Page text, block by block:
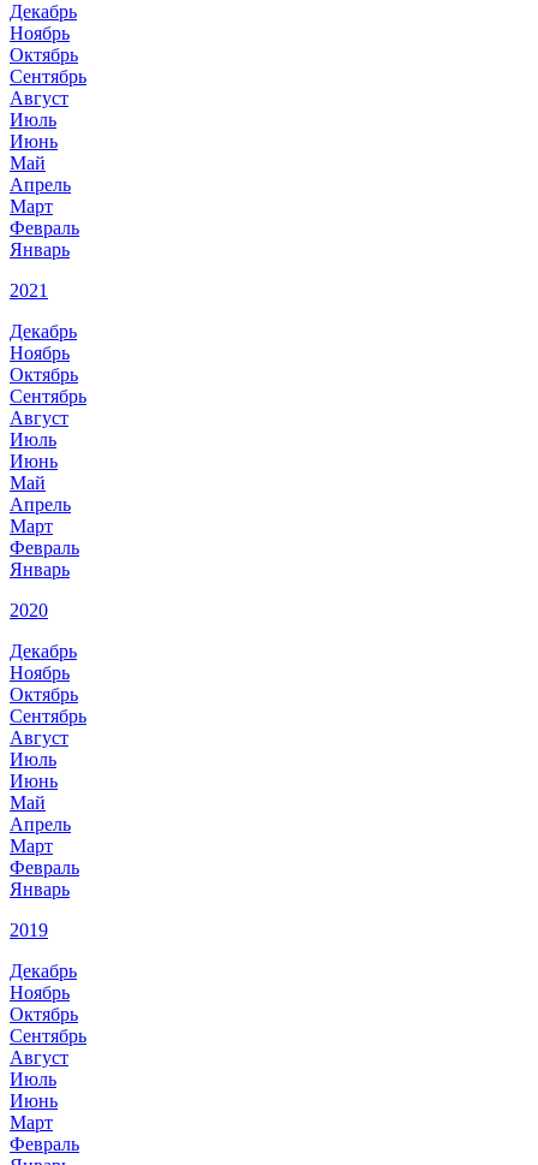
Декабрь
Ноябрь
Октябрь
Сентябрь
Август
Июль
Июнь
Май
Апрель
Март
Февраль
Январь
2021
Декабрь
Ноябрь
Октябрь
Сентябрь
Август
Июль
Июнь
Май
Апрель
Март
Февраль
Январь
2020
Декабрь
Ноябрь
Октябрь
Сентябрь
Август
Июль
Июнь
Май
Апрель
Март
Февраль
Январь
2019
Декабрь
Ноябрь
Октябрь
Сентябрь
Август
Июль
Июнь
Март
Февраль